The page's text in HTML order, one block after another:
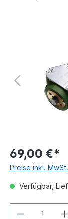
69,00 €*
Preise inkl.
Verfügbar,